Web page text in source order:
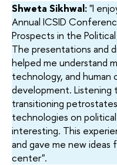
Shweta Sikhwal:"I
Annual ICSID
Prospects in the
The presentations and
helped me understand
technology, and
development. Listening
transitioning
technologies on
interesting. This
and gave me new
center".